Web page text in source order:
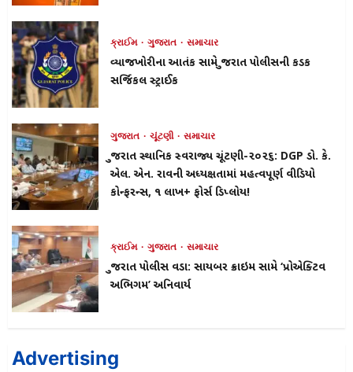
ક્રાઈમ ગુજરાત સમાચાર
વ્યાજખોરીના આતંક સામે ગુજરાત પોલીસની કડક
સર્જિકલ સ્ટ્રાઈક
ગુજરાત ચૂંટણી સમાચાર
ગુજરાત સ્થાનિક સ્વરાજ્ય ચૂંટણી-૨૦૨૬: DGP ડો. કે.
એલ. એન. રાવની અધ્યક્ષતામાં મહત્વપૂર્ણ વીડિયો
કોન્ફરન્સ, ૧ લાખ+ ફોર્સ ડિપ્લોય!
ક્રાઈમ ગુજરાત સમાચાર
ગુજરાત પોલીસ વડા: સાયબર ક્રાઇમ સામે ‘પ્રોએક્ટિવ
અભિગમ’ અનિવાર્ય
Advertising